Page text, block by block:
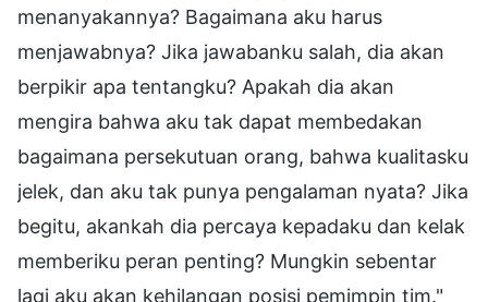
menanyakannya? Bagaimana aku harus
menjawabnya? Jika jawabanku salah, dia akan
berpikir apa tentangku? Apakah dia akan
mengira bahwa aku tak dapat membedakan
bagaimana persekutuan orang, bahwa kualitasku
jelek, dan aku tak punya pengalaman nyata? Jika
begitu, akankah dia percaya kepadaku dan kelak
memberiku peran penting? Mungkin sebentar
lagi aku akan kehilangan posisi pemimpin tim."